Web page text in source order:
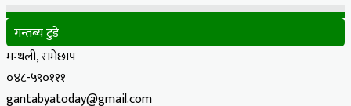
गन्तब्य टुडे
मन्थली, रामेछाप
०४८-५९०१११
gantabyatoday@gmail.com